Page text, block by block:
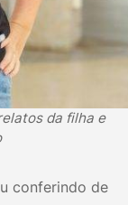
da filha e
conferindo de